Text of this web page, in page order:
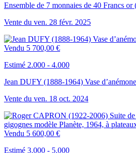
Ensemble de 7 monnaies de 40 Francs or
Vente du ven. 28 févr. 2025
Vendu 5 700,00 €
Estimé 2.000 - 4.000
Jean DUFY (1888-1964) Vase
Vente du ven. 18 oct. 2024
Vendu 5 600,00 €
Estimé 3.000 - 5.000